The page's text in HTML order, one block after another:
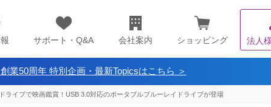
サポート・Q&A 会社案内 ショッピング 法人
業50周年 特別企画・最新Topicsはこちら ＞
ライブで映画鑑賞！USB 3.0対応のポータブルブルーレイドライブが登場